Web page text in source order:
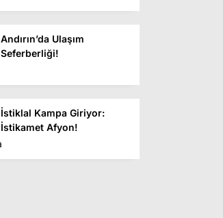
Andırın’da Ulaşım
Seferberliği!
İstiklal Kampa Giriyor:
İstikamet Afyon!